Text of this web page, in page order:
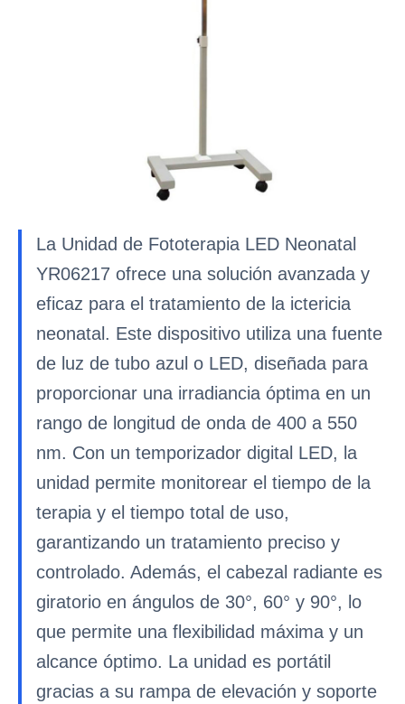
La Unidad de Fototerapia LED Neonatal
YR06217 ofrece una solución avanzada y
eficaz para el tratamiento de la ictericia
neonatal. Este dispositivo utiliza una fuente
de luz de tubo azul o LED, diseñada para
proporcionar una irradiancia óptima en un
rango de longitud de onda de 400 a 550
nm. Con un temporizador digital LED, la
unidad permite monitorear el tiempo de la
terapia y el tiempo total de uso,
garantizando un tratamiento preciso y
controlado. Además, el cabezal radiante es
giratorio en ángulos de 30°, 60° y 90°, lo
que permite una flexibilidad máxima y un
alcance óptimo. La unidad es portátil
gracias a su rampa de elevación y soporte